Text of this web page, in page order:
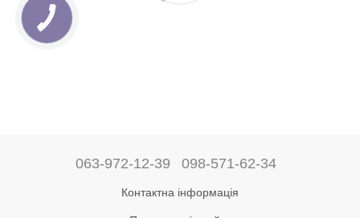
063-972-12-39 098-571-62-34
Контактна інформація